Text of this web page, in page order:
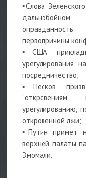
▪Слова
первопричины
▪США
урегулирования
посредничество;
▪Песков
урегулированию,
откровенной лжи;
▪Путин примет
верхней палаты
Эмомали.